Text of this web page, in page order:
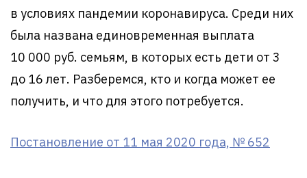
в условиях пандемии коронавируса. Среди них
была названа единовременная выплата
10 000 руб. семьям, в которых есть дети от 3
до 16 лет. Разберемся, кто и когда может ее
получить, и что для этого потребуется.
Постановление от 11 мая 2020 года, № 652